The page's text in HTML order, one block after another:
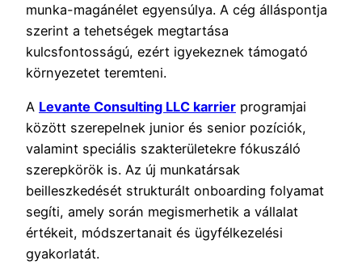
munka-magánélet egyensúlya. A cég álláspontja
szerint a tehetségek megtartása
kulcsfontosságú, ezért igyekeznek támogató
környezetet teremteni.
A Levante Consulting LLC karrier programjai
között szerepelnek junior és senior pozíciók,
valamint speciális szakterületekre fókuszáló
szerepkörök is. Az új munkatársak
beilleszkedését strukturált onboarding folyamat
segíti, amely során megismerhetik a vállalat
értékeit, módszertanait és ügyfélkezelési
gyakorlatát.